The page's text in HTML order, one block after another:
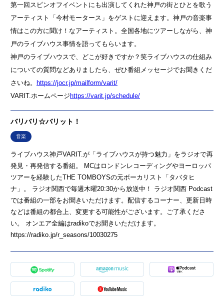
第一回スピンオフイベントにも出演してくれた神戸の街とひとを歌う
アーティスト「今村モータース」をゲストに迎えます。神戸の音楽事
情はこの方に聞け！なアーティスト。全国各地にツアーしながら、神
戸のライブハウス事情を語ってもらいます。
神戸のライブハウスで、どこが好きですか？笑ライブハウスの仕組み
についての質問などありましたら、ぜひ番組メッセージでお聞きくだ
さいね。
https://jocr.jp/mailform/varit/
VARIT.ホームページ https://varit.jp/schedule/
バリバリ☆バリット！
音楽
ライブハウス神戸VARIT.が「ライブハウスが持つ魅力」をラジオで再
発見・再発信する番組。 MCはロンドンレコーディングやヨーロッパ
ツアーを経験したTHE TOMBOYSの元ボーカリスト「タバタヒ
ナ」。 ラジオ関西で毎週木曜20:30から放送中！ ラジオ関西 Podcast
では番組の一部をお聞きいただけます。配信するコーナー、更新日時
などは番組の都合上、変更する可能性がございます。ご了承くださ
い。 オンエア全編はradikoでお聞きいただけます。
https://radiko.jp/r_seasons/10030275